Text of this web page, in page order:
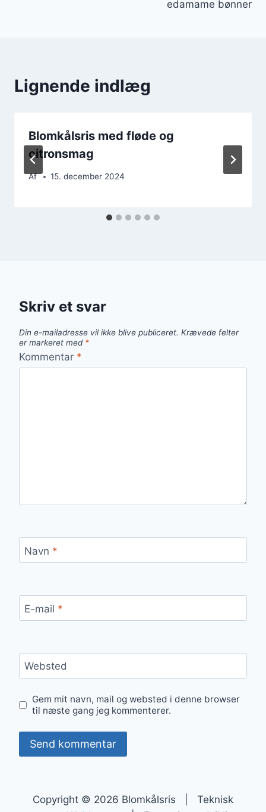
edamame bønner
Lignende indlæg
Blomkålsris med fløde og
citronsmag
Af 15. december 2024
Skriv et svar
Din e-mailadresse vil ikke blive publiceret. Krævede felter
er markeret med *
Kommentar *
Navn *
E-mail *
Websted
Gem mit navn, mail og websted i denne browser
til næste gang jeg kommenterer.
Copyright © 2026 Blomkålsris | Teknisk